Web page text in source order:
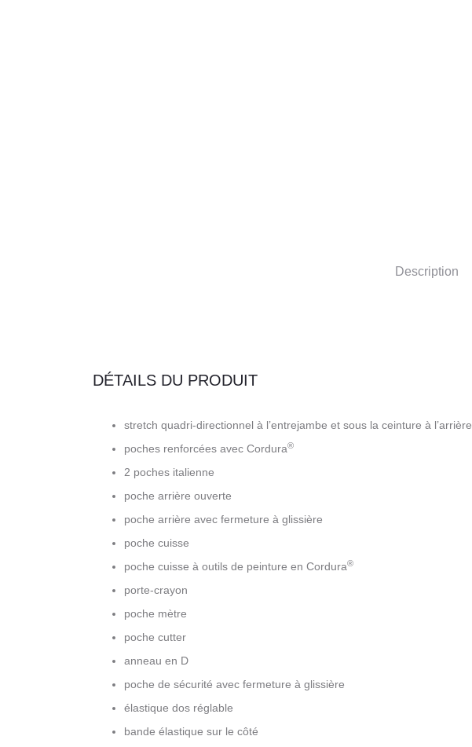
Description
DÉTAILS DU PRODUIT
stretch quadri-directionnel à l’entrejambe et sous la ceinture à l’arrière
poches renforcées avec Cordura®
2 poches italienne
poche arrière ouverte
poche arrière avec fermeture à glissière
poche cuisse
poche cuisse à outils de peinture en Cordura®
porte-crayon
poche mètre
poche cutter
anneau en D
poche de sécurité avec fermeture à glissière
élastique dos réglable
bande élastique sur le côté